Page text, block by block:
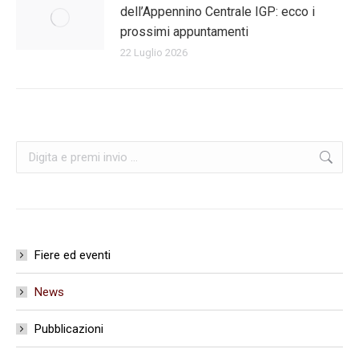
dell’Appennino Centrale IGP: ecco i
prossimi appuntamenti
22 Luglio 2026
Cerca:
Fiere ed eventi
News
Pubblicazioni